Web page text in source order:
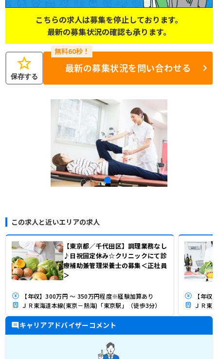
こちらの求人は募集を停止しております。
最新の募集状況の確認も承ります。
star
保存する
最新の募集状況を問い合わせる
この求人と近いエリアの求人
【東京都／千代田区】調理業務なし
♪日祝固定休み☆クリニックにて診
療補助兼管理栄養士の募集＜正社員
＞
【年収】300万円 ～ 350万円程度※経験加算あり
ＪＲ東海道本線(東京－熱海)「東京駅」（徒歩3分）
【年収
ＪＲ東
キャリアアドバイザーコメント